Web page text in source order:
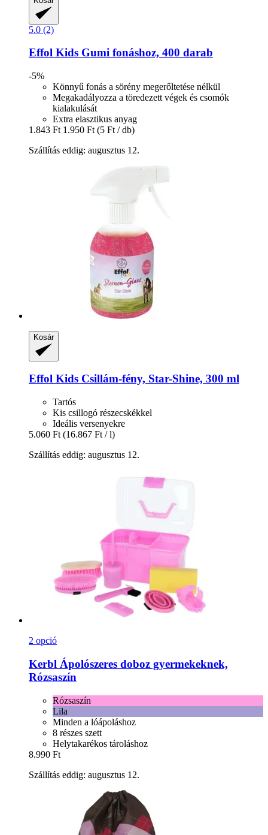
5.0 (2)
Effol Kids Gumi fonáshoz, 400 darab
-5%
Könnyű fonás a sörény megerőltetése nélkül
Megakadályozza a töredezett végek és csomók
kialakulását
Extra elasztikus anyag
1.843 Ft 1.950 Ft (5 Ft / db)
Szállítás eddig: augusztus 12.
Kosár
Effol Kids Csillám-​fény, Star-​Shine, 300 ml
Tartós
Kis csillogó részecskékkel
Ideális versenyekre
5.060 Ft (16.867 Ft / l)
Szállítás eddig: augusztus 12.
2 opció
Kerbl Ápolószeres doboz gyermekeknek,
Rózsaszín
Rózsaszín
Lila
Minden a lóápoláshoz
8 részes szett
Helytakarékos tároláshoz
8.990 Ft
Szállítás eddig: augusztus 12.